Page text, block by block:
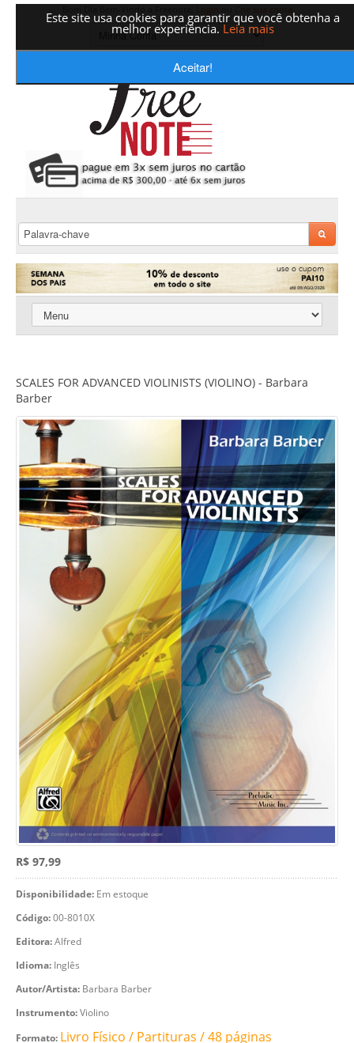
Este site usa cookies para garantir que você obtenha a
melhor experiência. Leia mais
Aceitar!
SCALES FOR ADVANCED VIOLINISTS (VIOLINO) - Barbara
Barber
R$ 97,99
Disponibilidade: Em estoque
Código:00-8010X
Editora:Alfred
Idioma: Inglês
Autor/Artista: Barbara Barber
Instrumento:Violino
Formato: Livro Físico / Partituras / 48 páginas